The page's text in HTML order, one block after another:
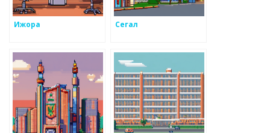
Ижора Сегал